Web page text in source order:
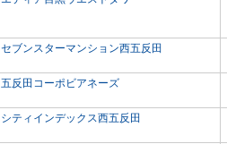
セブンスターマンション西五反田
五反田コーポビアネーズ
シティインデックス西五反田